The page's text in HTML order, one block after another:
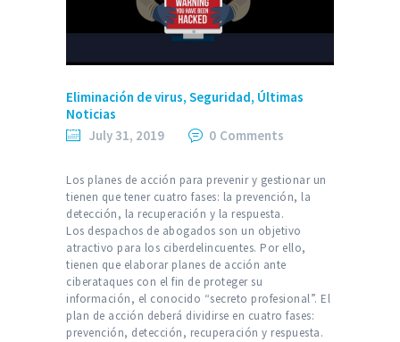
Eliminación de virus, Seguridad, Últimas
Noticias
July 31, 2019
0 Comments
Los planes de acción para prevenir y gestionar un
tienen que tener cuatro fases: la prevención, la
detección, la recuperación y la respuesta.
Los despachos de abogados son un objetivo
atractivo para los ciberdelincuentes. Por ello,
tienen que elaborar planes de acción ante
ciberataques con el fin de proteger su
información, el conocido “secreto profesional”. El
plan de acción deberá dividirse en cuatro fases:
prevención, detección, recuperación y respuesta.